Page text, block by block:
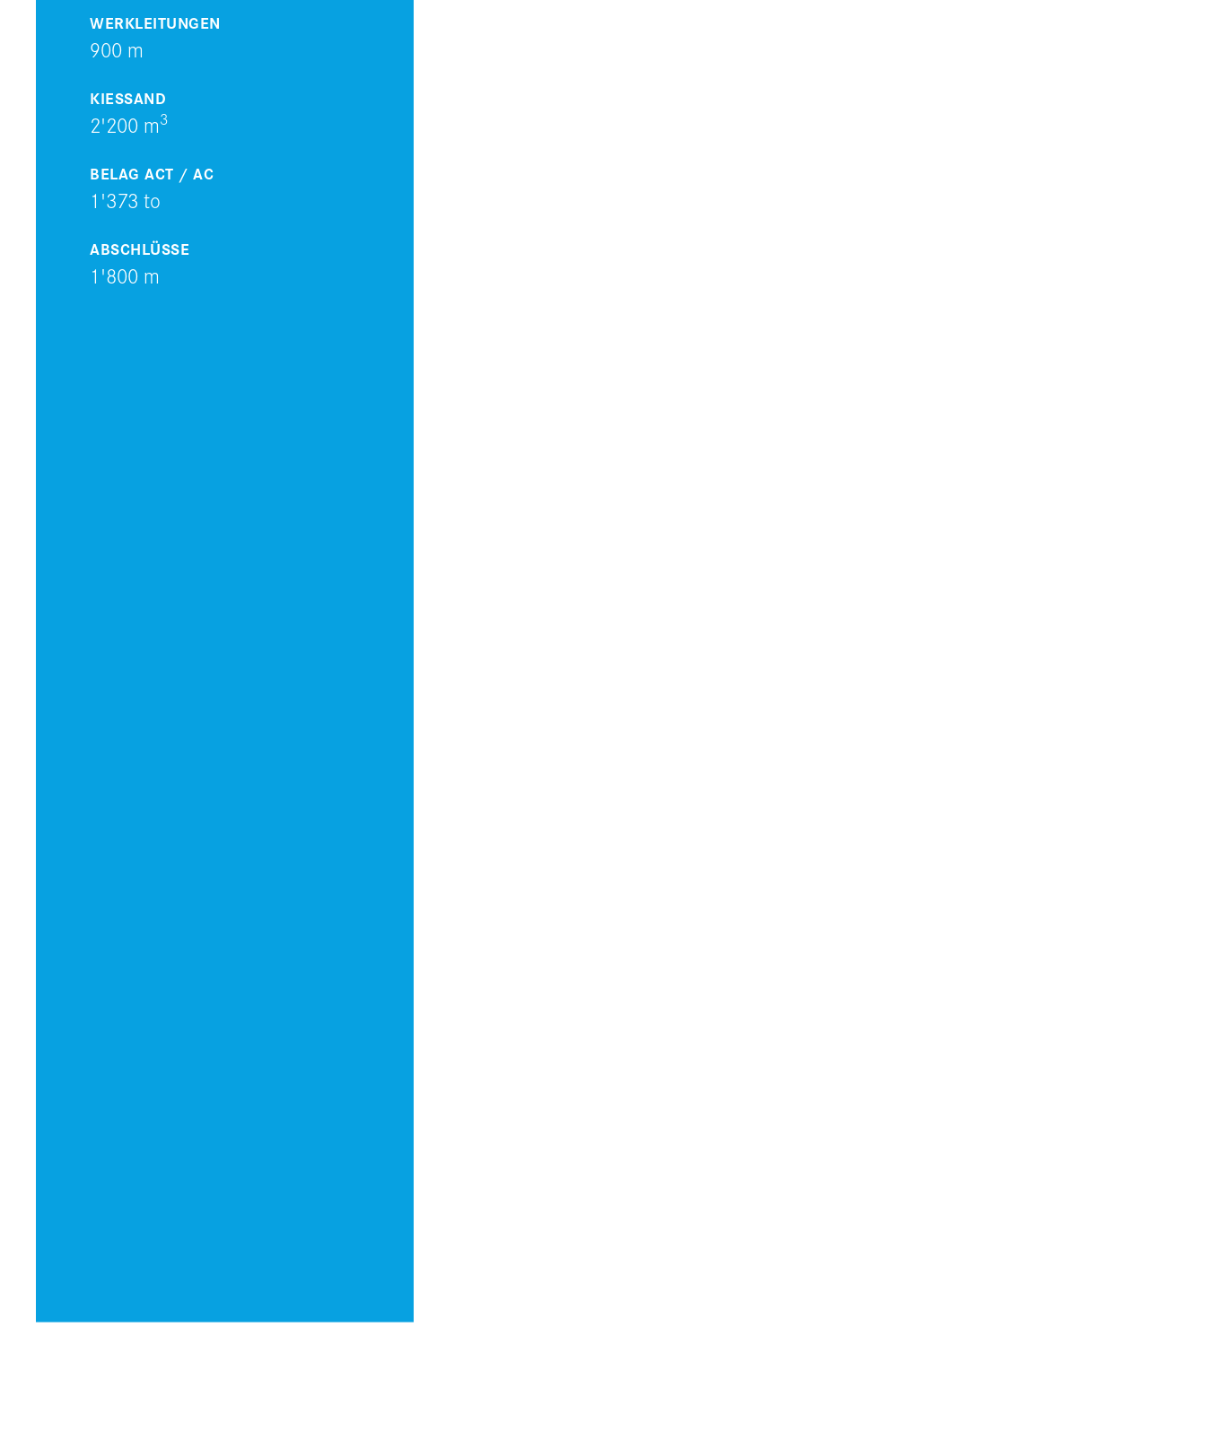
WERKLEITUNGEN
900 m
KIESSAND
2'200 m3
BELAG ACT / AC
1'373 to
ABSCHLÜSSE
1'800 m